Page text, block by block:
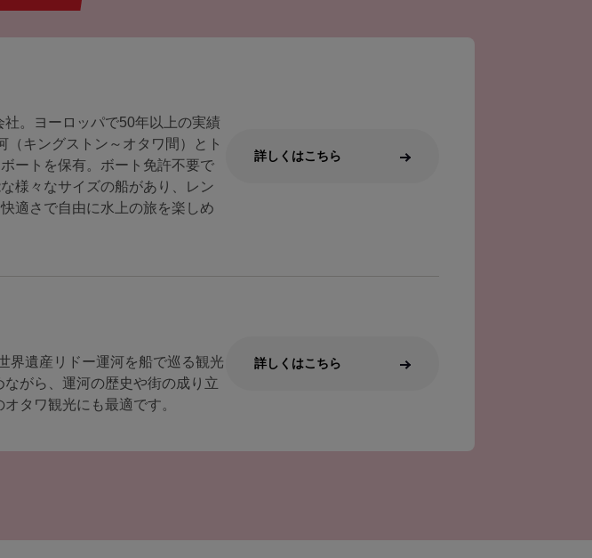
。ヨーロッパで50年以上の実績
キングストン～オタワ間）とト
ートを保有。ボート免許不要で
様々なサイズの船があり、レン
適さで自由に水上の旅を楽しめ
詳しくはこちら
界遺産リドー運河を船で巡る観光
がら、運河の歴史や街の成り立
タワ観光にも最適です。
詳しくはこちら